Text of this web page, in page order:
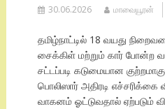
30.06.2026 மாவையூரன்
தமிழ்நாட்டில் 18 வயது
சைக்கிள் மற்றும் கார் போன்ற
சட்டப்படி கடுமையான
பொலிஸார் அதிரடி எச்சரிக்கை
வாகனம் ஓட்டுவதால் ஏற்படும்